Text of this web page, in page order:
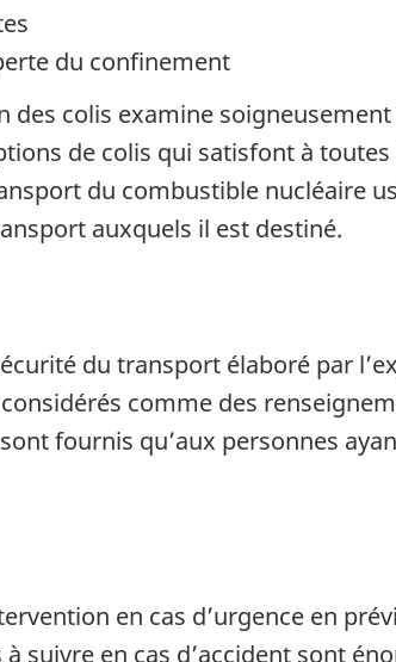
du confinement
des colis examine
de colis qui satisfont à
du combustible nucléaire
auxquels il est destiné.
du transport élaboré par
comme des
fournis qu’aux personnes
en cas d’urgence en
suivre en cas d’accident sont